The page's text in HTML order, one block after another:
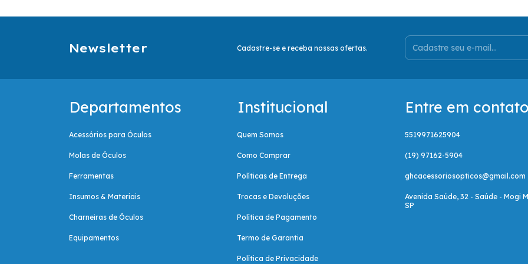
Newsletter Cadastre-se e receba nossas ofertas.
Departamentos
Acessórios para Óculos
Molas de Óculos
Ferramentas
Insumos & Materiais
Charneiras de Óculos
Equipamentos
Institucional
Quem Somos
Como Comprar
Políticas de Entrega
Trocas e Devoluções
Política de Pagamento
Termo de Garantia
Política de Privacidade
Entre em
5519971625904
(19) 97162-5904
ghcacessoriosopticos@gmail.com
Avenida Saúde, 32 - Saúde - Mogi
SP